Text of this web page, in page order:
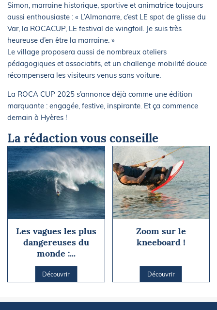
Simon, marraine historique, sportive et animatrice toujours
aussi enthousiaste : « L’Almanarre, c’est LE spot de glisse du
Var, la ROCACUP, LE festival de wingfoil. Je suis très
heureuse d’en être la marraine. »
Le village proposera aussi de nombreux ateliers
pédagogiques et associatifs, et un challenge mobilité douce
récompensera les visiteurs venus sans voiture.
La ROCA CUP 2025 s’annonce déjà comme une édition
marquante : engagée, festive, inspirante. Et ça commence
demain à Hyères !
La rédaction vous conseille
Les vagues les plus
dangereuses du
monde :...
Découvrir
Zoom sur le
kneeboard !
Découvrir